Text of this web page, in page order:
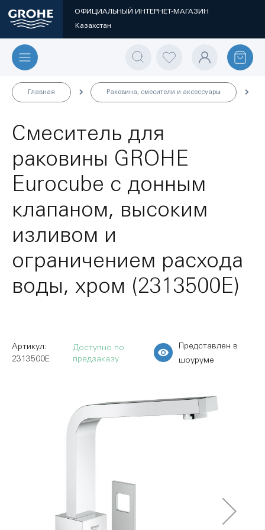
ОФИЦИАЛЬНЫЙ ИНТЕРНЕТ-МАГАЗИН
Казахстан
Главная Раковина, смесители и аксессуары
Смеситель для
раковины GROHE
Eurocube с донным
клапаном, высоким
изливом и
ограничением расхода
воды, хром (2313500E)
Представлен в
шоуруме
Доступно по
предзаказу
2313500E